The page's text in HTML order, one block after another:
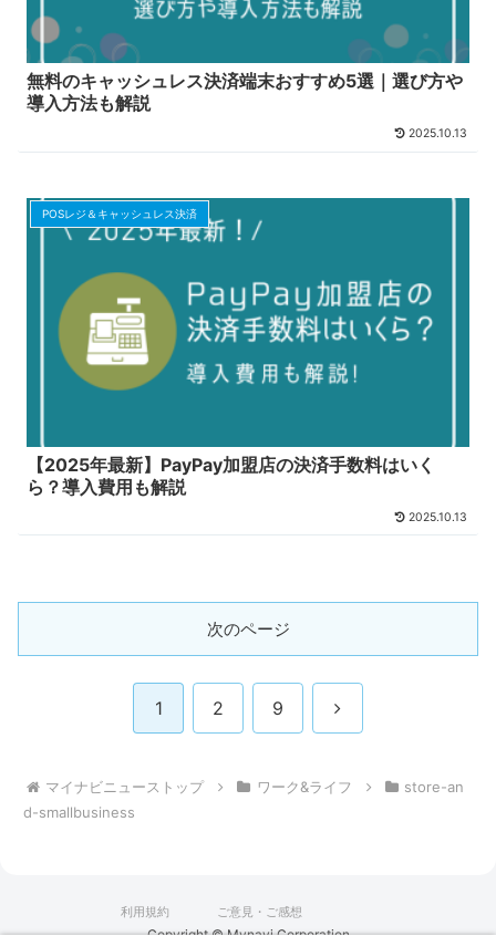
無料のキャッシュレス決済端末おすすめ5選｜選び方や
導入方法も解説
2025.10.13
POSレジ＆キャッシュレス決済
【2025年最新】PayPay加盟店の決済手数料はいく
ら？導入費用も解説
2025.10.13
次のページ
1 2 9 次
マイナビニューストップ ワーク&ライフ
store-an
d-smallbusiness
利用規約 ご意見・ご感想